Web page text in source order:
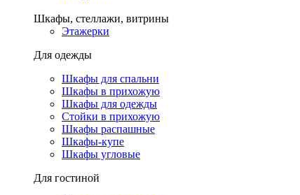
Шкафы, стеллажи, витрины
Этажерки
Для одежды
Шкафы для спальни
Шкафы в прихожую
Шкафы для одежды
Стойки в прихожую
Шкафы распашные
Шкафы-купе
Шкафы угловые
Для гостиной